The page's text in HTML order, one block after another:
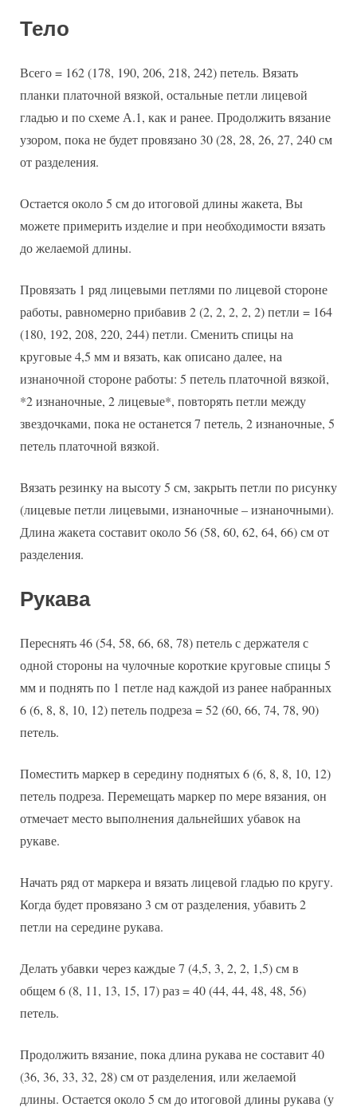
Тело
Всего = 162 (178, 190, 206, 218, 242) петель. Вязать
планки платочной вязкой, остальные петли лицевой
гладью и по схеме А.1, как и ранее. Продолжить вязание
узором, пока не будет провязано 30 (28, 28, 26, 27, 240 см
от разделения.
Остается около 5 см до итоговой длины жакета, Вы
можете примерить изделие и при необходимости вязать
до желаемой длины.
Провязать 1 ряд лицевыми петлями по лицевой стороне
работы, равномерно прибавив 2 (2, 2, 2, 2, 2) петли = 164
(180, 192, 208, 220, 244) петли. Сменить спицы на
круговые 4,5 мм и вязать, как описано далее, на
изнаночной стороне работы: 5 петель платочной вязкой,
*2 изнаночные, 2 лицевые*, повторять петли между
звездочками, пока не останется 7 петель, 2 изнаночные, 5
петель платочной вязкой.
Вязать резинку на высоту 5 см, закрыть петли по рисунку
(лицевые петли лицевыми, изнаночные – изнаночными).
Длина жакета составит около 56 (58, 60, 62, 64, 66) см от
разделения.
Рукава
Переснять 46 (54, 58, 66, 68, 78) петель с держателя с
одной стороны на чулочные короткие круговые спицы 5
мм и поднять по 1 петле над каждой из ранее набранных
6 (6, 8, 8, 10, 12) петель подреза = 52 (60, 66, 74, 78, 90)
петель.
Поместить маркер в середину поднятых 6 (6, 8, 8, 10, 12)
петель подреза. Перемещать маркер по мере вязания, он
отмечает место выполнения дальнейших убавок на
рукаве.
Начать ряд от маркера и вязать лицевой гладью по кругу.
Когда будет провязано 3 см от разделения, убавить 2
петли на середине рукава.
Делать убавки через каждые 7 (4,5, 3, 2, 2, 1,5) см в
общем 6 (8, 11, 13, 15, 17) раз = 40 (44, 44, 48, 48, 56)
петель.
Продолжить вязание, пока длина рукава не составит 40
(36, 36, 33, 32, 28) см от разделения, или желаемой
длины. Остается около 5 см до итоговой длины рукава (у